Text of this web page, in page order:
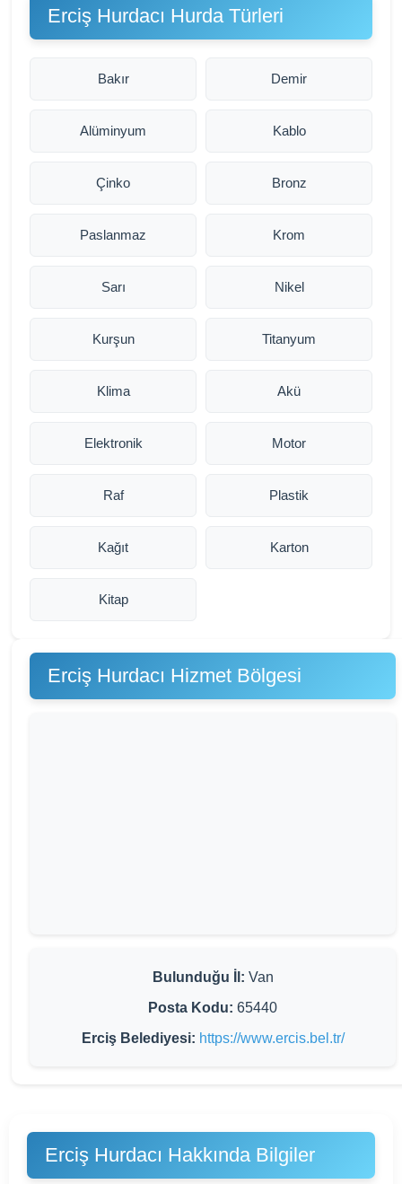
Erciş Hurdacı Hurda Türleri
Bakır Demir
Alüminyum Kablo
Çinko Bronz
Paslanmaz Krom
Sarı Nikel
Kurşun Titanyum
Klima Akü
Elektronik Motor
Raf Plastik
Kağıt Karton
Kitap
Erciş Hurdacı Hizmet Bölgesi
Bulunduğu İl: Van
Posta Kodu: 65440
Erciş Belediyesi: https://www.ercis.bel.tr/
Erciş Hurdacı Hakkında Bilgiler